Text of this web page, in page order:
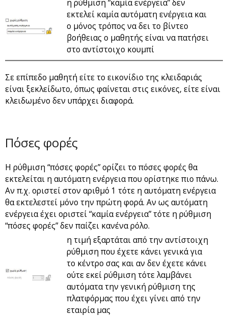
η ρύθμιση “καμία ενέργεια” δεν
εκτελεί καμία αυτόματη ενέργεια και
ο μόνος τρόπος να δει το βίντεο
βοήθειας ο μαθητής είναι να πατήσει
στο αντίστοιχο κουμπί
Σε επίπεδο μαθητή είτε το εικονίδιο της κλειδαριάς
είναι ξεκλείδωτο, όπως φαίνεται στις εικόνες, είτε είναι
κλειδωμένο δεν υπάρχει διαφορά.
Πόσες φορές
Η ρύθμιση “πόσες φορές” ορίζει το πόσες φορές θα
εκτελείται η αυτόματη ενέργεια που ορίστηκε πιο πάνω.
Αν π.χ. οριστεί στον αριθμό 1 τότε η αυτόματη ενέργεια
θα εκτελεστεί μόνο την πρώτη φορά. Αν ως αυτόματη
ενέργεια έχει οριστεί “καμία ενέργεια” τότε η ρύθμιση
“πόσες φορές” δεν παίζει κανένα ρόλο.
η τιμή εξαρτάται από την αντίστοιχη
ρύθμιση που έχετε κάνει γενικά για
το κέντρο σας και αν δεν έχετε κάνει
ούτε εκεί ρύθμιση τότε λαμβάνει
αυτόματα την γενική ρύθμιση της
πλατφόρμας που έχει γίνει από την
εταιρία μας